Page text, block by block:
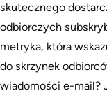
skutecznego
odbiorczych
metryka, która
do skrzynek
wiadomości e-mail?